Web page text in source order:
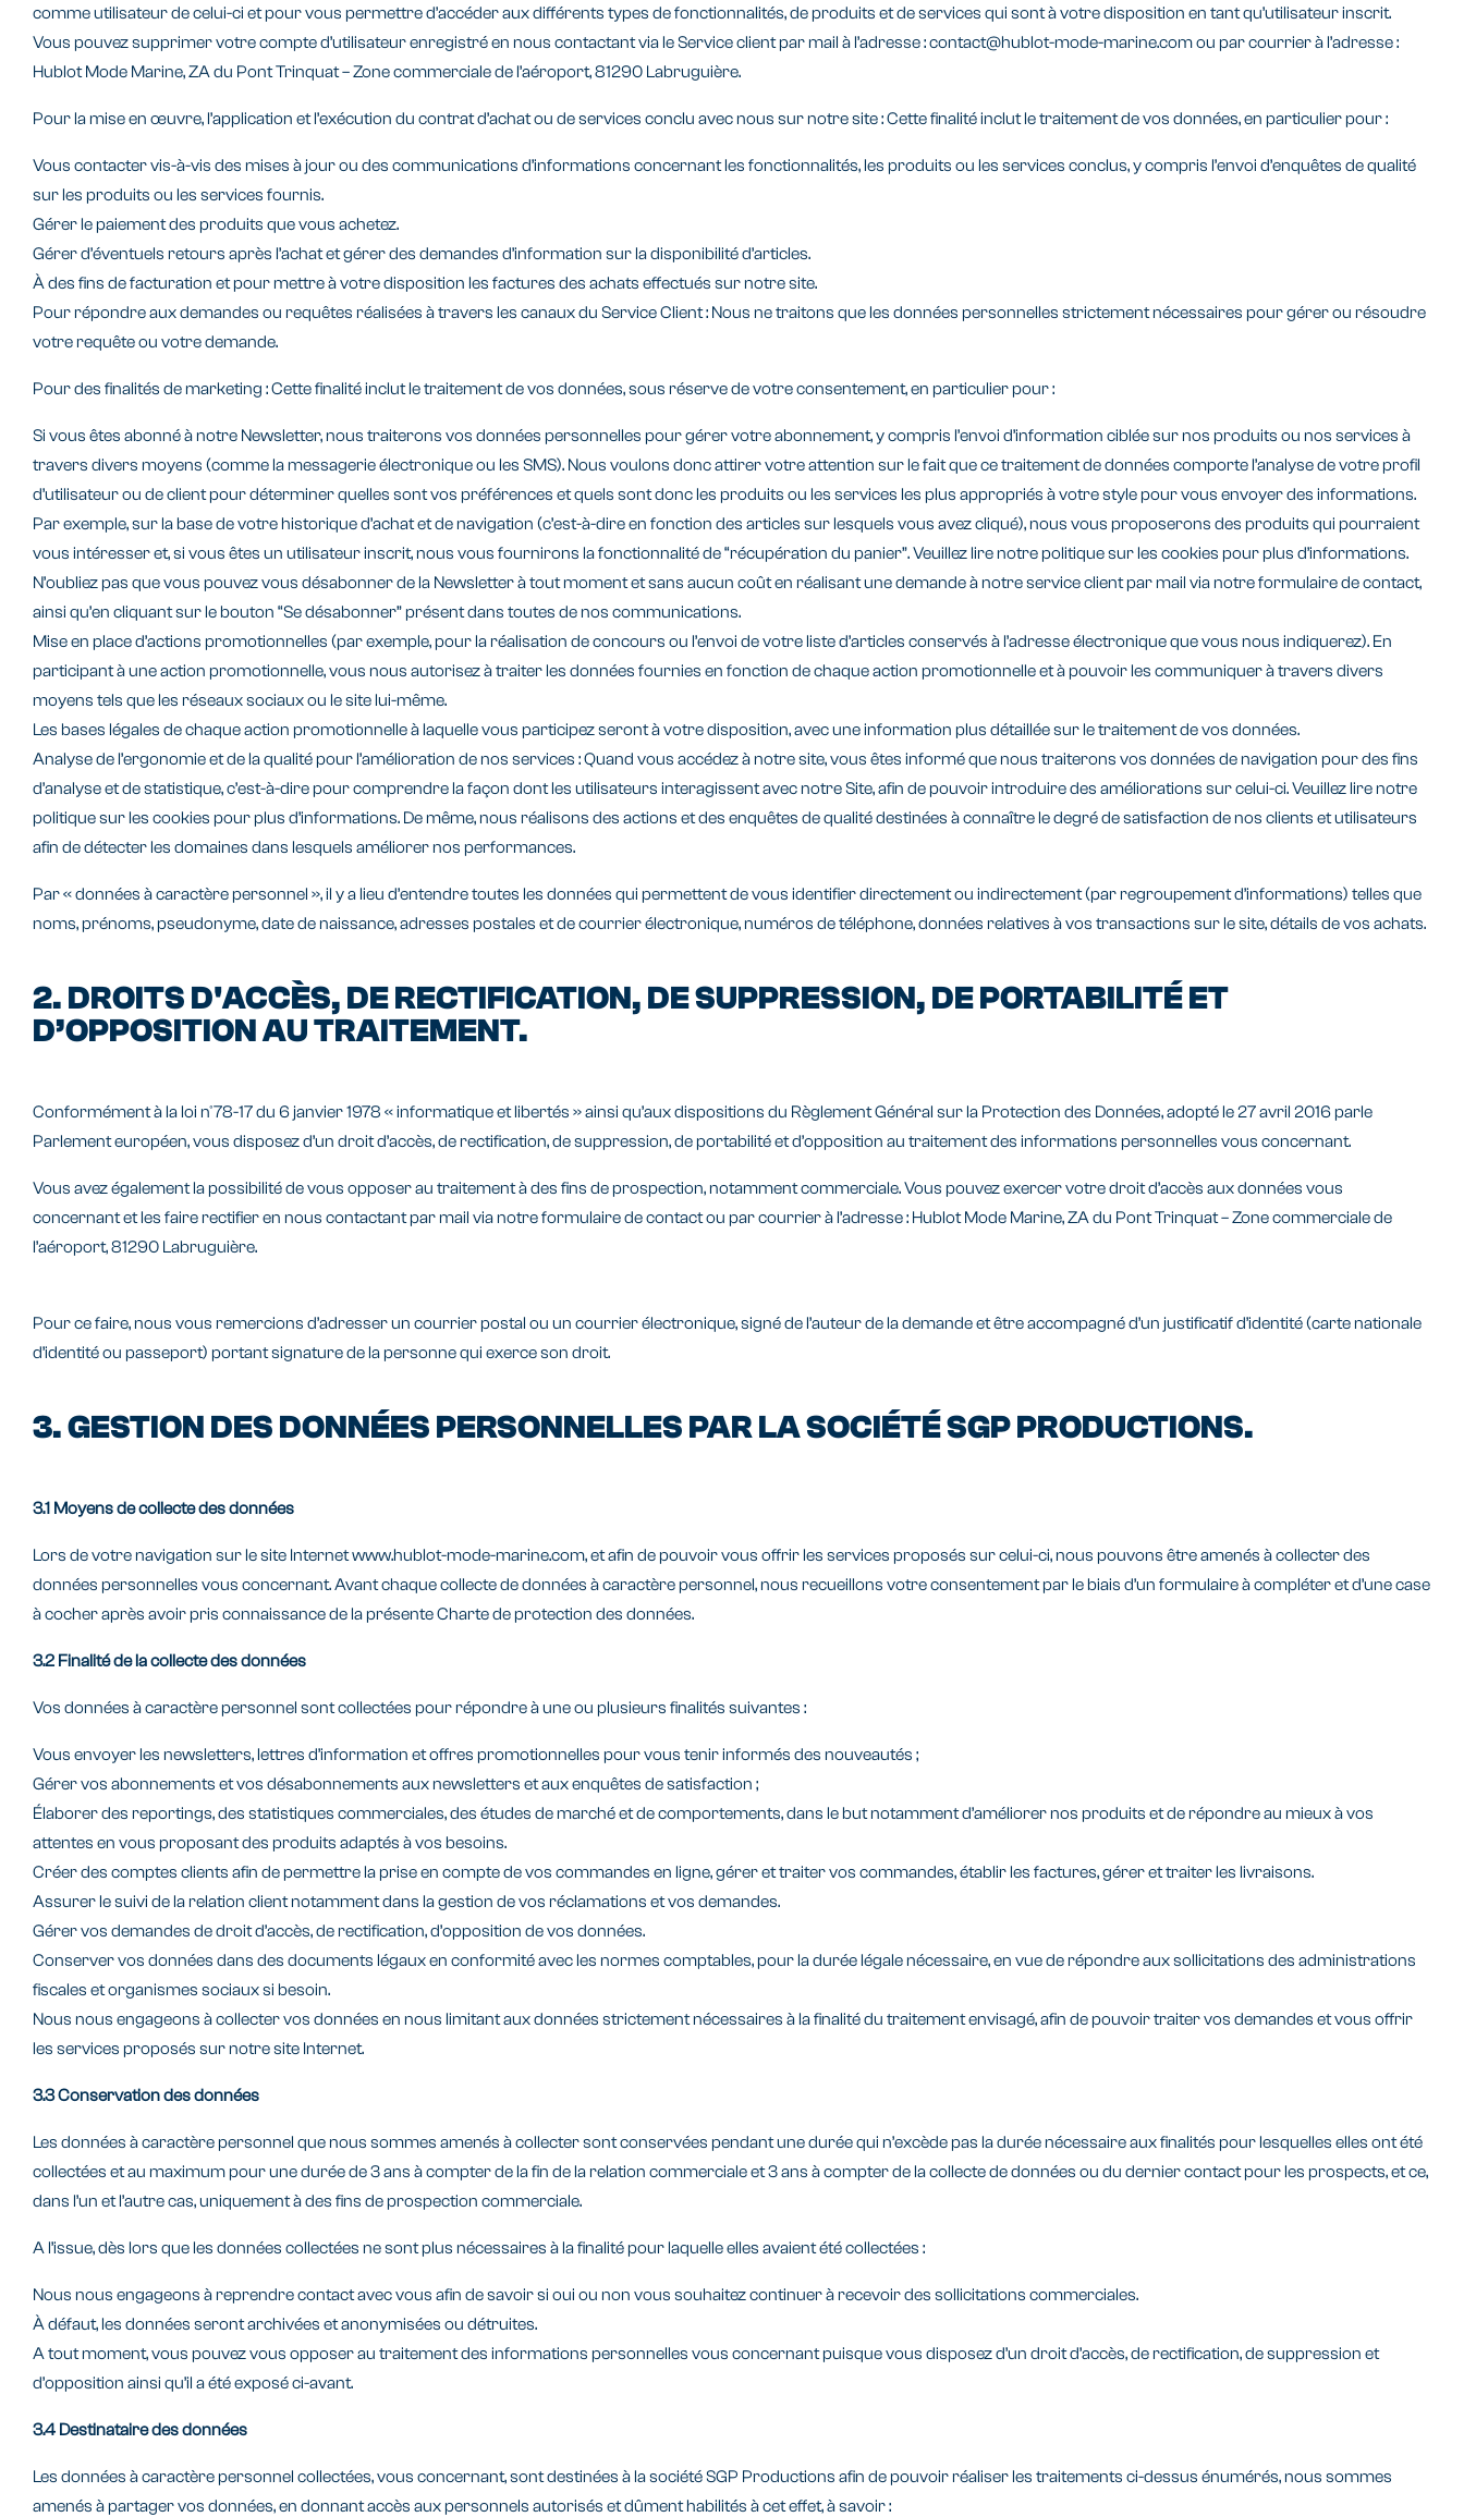
comme utilisateur de celui-ci et pour vous permettre d’accéder aux différents types de fonctionnalités, de produits et de services qui sont à votre disposition en tant qu’utilisateur inscrit.
Vous pouvez supprimer votre compte d’utilisateur enregistré en nous contactant via le Service client par mail à l’adresse : contact@hublot-mode-marine.com ou par courrier à l’adresse :
Hublot Mode Marine, ZA du Pont Trinquat – Zone commerciale de l’aéroport, 81290 Labruguière.
Pour la mise en œuvre, l’application et l’exécution du contrat d’achat ou de services conclu avec nous sur notre site : Cette finalité inclut le traitement de vos données, en particulier pour :
Vous contacter vis-à-vis des mises à jour ou des communications d’informations concernant les fonctionnalités, les produits ou les services conclus, y compris l’envoi d’enquêtes de qualité
sur les produits ou les services fournis.
Gérer le paiement des produits que vous achetez.
Gérer d’éventuels retours après l’achat et gérer des demandes d’information sur la disponibilité d’articles.
À des fins de facturation et pour mettre à votre disposition les factures des achats effectués sur notre site.
Pour répondre aux demandes ou requêtes réalisées à travers les canaux du Service Client : Nous ne traitons que les données personnelles strictement nécessaires pour gérer ou résoudre
votre requête ou votre demande.
Pour des finalités de marketing : Cette finalité inclut le traitement de vos données, sous réserve de votre consentement, en particulier pour :
Si vous êtes abonné à notre Newsletter, nous traiterons vos données personnelles pour gérer votre abonnement, y compris l’envoi d’information ciblée sur nos produits ou nos services à
travers divers moyens (comme la messagerie électronique ou les SMS). Nous voulons donc attirer votre attention sur le fait que ce traitement de données comporte l’analyse de votre profil
d’utilisateur ou de client pour déterminer quelles sont vos préférences et quels sont donc les produits ou les services les plus appropriés à votre style pour vous envoyer des informations.
Par exemple, sur la base de votre historique d’achat et de navigation (c’est-à-dire en fonction des articles sur lesquels vous avez cliqué), nous vous proposerons des produits qui pourraient
vous intéresser et, si vous êtes un utilisateur inscrit, nous vous fournirons la fonctionnalité de “récupération du panier”. Veuillez lire notre politique sur les cookies pour plus d’informations.
N’oubliez pas que vous pouvez vous désabonner de la Newsletter à tout moment et sans aucun coût en réalisant une demande à notre service client par mail via notre formulaire de contact,
ainsi qu’en cliquant sur le bouton “Se désabonner” présent dans toutes de nos communications.
Mise en place d’actions promotionnelles (par exemple, pour la réalisation de concours ou l’envoi de votre liste d’articles conservés à l’adresse électronique que vous nous indiquerez). En
participant à une action promotionnelle, vous nous autorisez à traiter les données fournies en fonction de chaque action promotionnelle et à pouvoir les communiquer à travers divers
moyens tels que les réseaux sociaux ou le site lui-même.
Les bases légales de chaque action promotionnelle à laquelle vous participez seront à votre disposition, avec une information plus détaillée sur le traitement de vos données.
Analyse de l’ergonomie et de la qualité pour l’amélioration de nos services : Quand vous accédez à notre site, vous êtes informé que nous traiterons vos données de navigation pour des fins
d’analyse et de statistique, c’est-à-dire pour comprendre la façon dont les utilisateurs interagissent avec notre Site, afin de pouvoir introduire des améliorations sur celui-ci. Veuillez lire notre
politique sur les cookies pour plus d’informations. De même, nous réalisons des actions et des enquêtes de qualité destinées à connaître le degré de satisfaction de nos clients et utilisateurs
afin de détecter les domaines dans lesquels améliorer nos performances.
Par « données à caractère personnel », il y a lieu d’entendre toutes les données qui permettent de vous identifier directement ou indirectement (par regroupement d’informations) telles que
noms, prénoms, pseudonyme, date de naissance, adresses postales et de courrier électronique, numéros de téléphone, données relatives à vos transactions sur le site, détails de vos achats.
2. DROITS D'ACCÈS, DE RECTIFICATION, DE SUPPRESSION, DE PORTABILITÉ ET
D’OPPOSITION AU TRAITEMENT.
Conformément à la loi n°78-17 du 6 janvier 1978 « informatique et libertés » ainsi qu’aux dispositions du Règlement Général sur la Protection des Données, adopté le 27 avril 2016 parle
Parlement européen, vous disposez d’un droit d’accès, de rectification, de suppression, de portabilité et d’opposition au traitement des informations personnelles vous concernant.
Vous avez également la possibilité de vous opposer au traitement à des fins de prospection, notamment commerciale. Vous pouvez exercer votre droit d’accès aux données vous
concernant et les faire rectifier en nous contactant par mail via notre formulaire de contact ou par courrier à l’adresse : Hublot Mode Marine, ZA du Pont Trinquat – Zone commerciale de
l’aéroport, 81290 Labruguière.
Pour ce faire, nous vous remercions d’adresser un courrier postal ou un courrier électronique, signé de l’auteur de la demande et être accompagné d’un justificatif d’identité (carte nationale
d’identité ou passeport) portant signature de la personne qui exerce son droit.
3. GESTION DES DONNÉES PERSONNELLES PAR LA SOCIÉTÉ SGP PRODUCTIONS.
3.1 Moyens de collecte des données
Lors de votre navigation sur le site Internet www.hublot-mode-marine.com, et afin de pouvoir vous offrir les services proposés sur celui-ci, nous pouvons être amenés à collecter des
données personnelles vous concernant. Avant chaque collecte de données à caractère personnel, nous recueillons votre consentement par le biais d’un formulaire à compléter et d’une case
à cocher après avoir pris connaissance de la présente Charte de protection des données.
3.2 Finalité de la collecte des données
Vos données à caractère personnel sont collectées pour répondre à une ou plusieurs finalités suivantes :
Vous envoyer les newsletters, lettres d’information et offres promotionnelles pour vous tenir informés des nouveautés ;
Gérer vos abonnements et vos désabonnements aux newsletters et aux enquêtes de satisfaction ;
Élaborer des reportings, des statistiques commerciales, des études de marché et de comportements, dans le but notamment d’améliorer nos produits et de répondre au mieux à vos
attentes en vous proposant des produits adaptés à vos besoins.
Créer des comptes clients afin de permettre la prise en compte de vos commandes en ligne, gérer et traiter vos commandes, établir les factures, gérer et traiter les livraisons.
Assurer le suivi de la relation client notamment dans la gestion de vos réclamations et vos demandes.
Gérer vos demandes de droit d’accès, de rectification, d’opposition de vos données.
Conserver vos données dans des documents légaux en conformité avec les normes comptables, pour la durée légale nécessaire, en vue de répondre aux sollicitations des administrations
fiscales et organismes sociaux si besoin.
Nous nous engageons à collecter vos données en nous limitant aux données strictement nécessaires à la finalité du traitement envisagé, afin de pouvoir traiter vos demandes et vous offrir
les services proposés sur notre site Internet.
3.3 Conservation des données
Les données à caractère personnel que nous sommes amenés à collecter sont conservées pendant une durée qui n’excède pas la durée nécessaire aux finalités pour lesquelles elles ont été
collectées et au maximum pour une durée de 3 ans à compter de la fin de la relation commerciale et 3 ans à compter de la collecte de données ou du dernier contact pour les prospects, et ce,
dans l’un et l’autre cas, uniquement à des fins de prospection commerciale.
A l’issue, dès lors que les données collectées ne sont plus nécessaires à la finalité pour laquelle elles avaient été collectées :
Nous nous engageons à reprendre contact avec vous afin de savoir si oui ou non vous souhaitez continuer à recevoir des sollicitations commerciales.
À défaut, les données seront archivées et anonymisées ou détruites.
A tout moment, vous pouvez vous opposer au traitement des informations personnelles vous concernant puisque vous disposez d’un droit d’accès, de rectification, de suppression et
d’opposition ainsi qu’il a été exposé ci-avant.
3.4 Destinataire des données
Les données à caractère personnel collectées, vous concernant, sont destinées à la société SGP Productions afin de pouvoir réaliser les traitements ci-dessus énumérés, nous sommes
amenés à partager vos données, en donnant accès aux personnels autorisés et dûment habilités à cet effet, à savoir :